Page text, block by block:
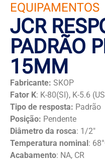
EQUIPAMENTOS
JCR
PADRÃO
15MM
Fabricante: SKOP
Fator K: K-80(SI), K-5.6
Tipo de resposta: Padrão
Posição: Pendente
Diâmetro da rosca: 1/2″
Temperatura nominal :
Acabamento: NA, CR